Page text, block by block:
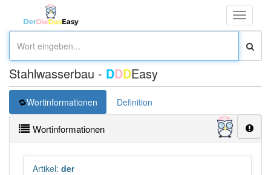
Toggle
Stahlwasserbau - DDDEasy
Wortinformationen Definition
Wortinformationen
Artikel: der